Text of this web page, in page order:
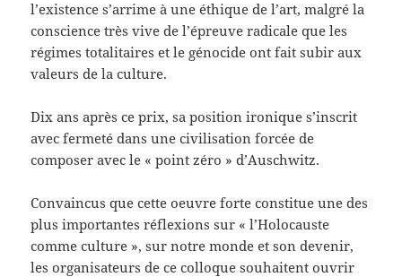
l’existence s’arrime à une éthique de l’art, malgré la
conscience très vive de l’épreuve radicale que les
régimes totalitaires et le génocide ont fait subir aux
valeurs de la culture.
Dix ans après ce prix, sa position ironique s’inscrit
avec fermeté dans une civilisation forcée de
composer avec le « point zéro » d’Auschwitz.
Convaincus que cette oeuvre forte constitue une des
plus importantes réflexions sur « l’Holocauste
comme culture », sur notre monde et son devenir,
les organisateurs de ce colloque souhaitent ouvrir